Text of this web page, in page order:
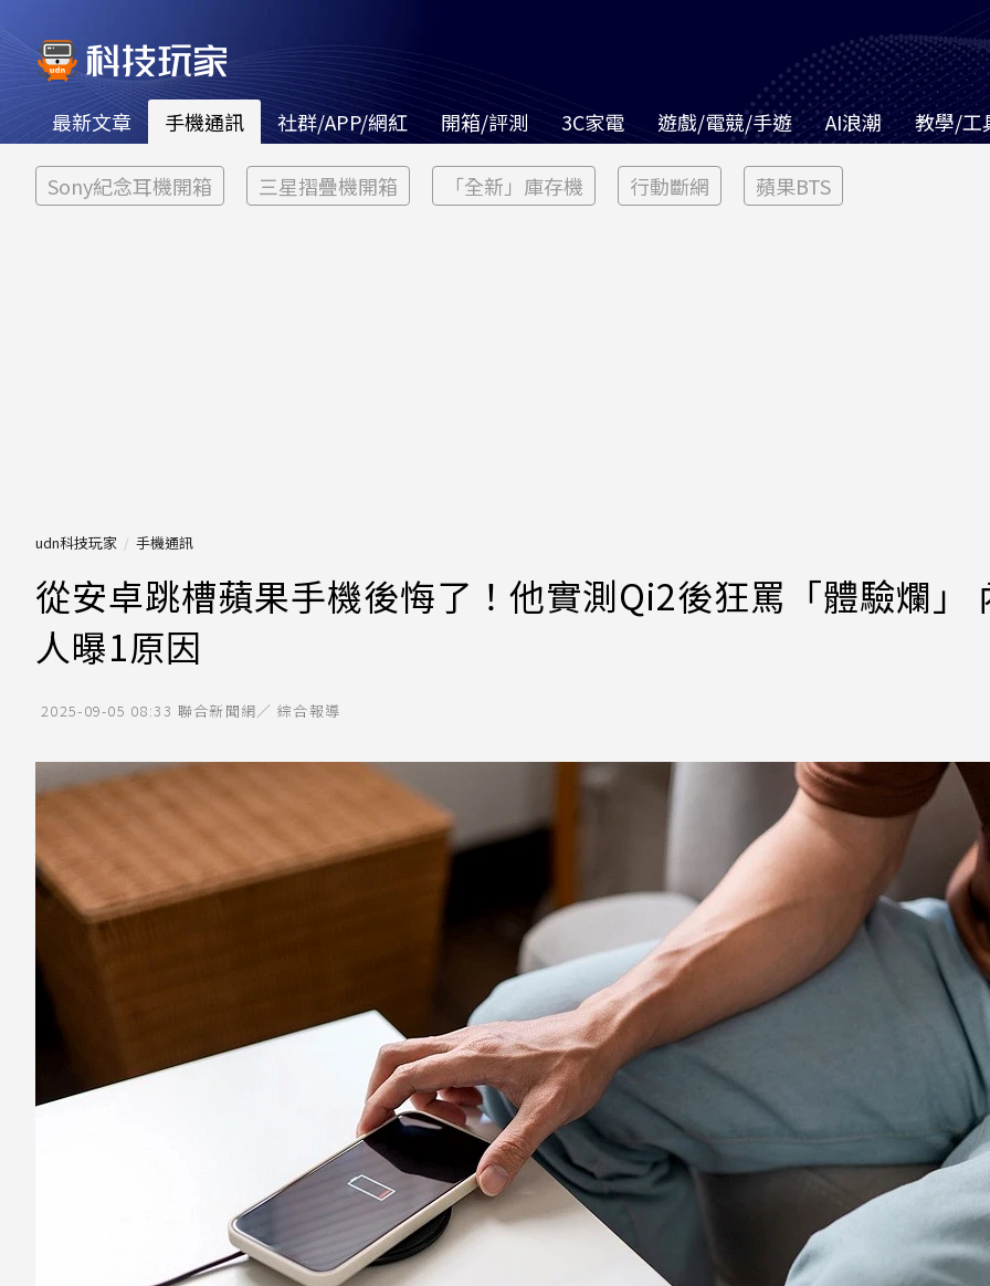
最新文章 手機通訊 社群/APP/網紅 開箱/評測 3C家電 遊戲/電競/手遊 AI浪潮 教學/工
Sony紀念耳機開箱 三星摺疊機開箱 「全新」庫存機 行動斷網 蘋果BTS
udn科技玩家 手機通訊
從安卓跳槽蘋果手機後悔了！他實測Qi2後狂罵「體驗爛」
人曝1原因
2025-09-05 08:33 聯合新聞網／ 綜合報導